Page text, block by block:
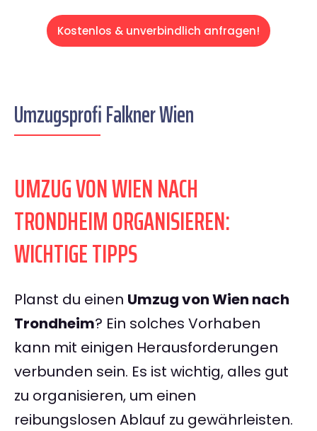
Kostenlos & unverbindlich anfragen!
Umzugsprofi Falkner Wien
UMZUG VON WIEN NACH
TRONDHEIM ORGANISIEREN:
WICHTIGE TIPPS
Planst du einen Umzug von Wien nach
Trondheim? Ein solches Vorhaben
kann mit einigen Herausforderungen
verbunden sein. Es ist wichtig, alles gut
zu organisieren, um einen
reibungslosen Ablauf zu gewährleisten.